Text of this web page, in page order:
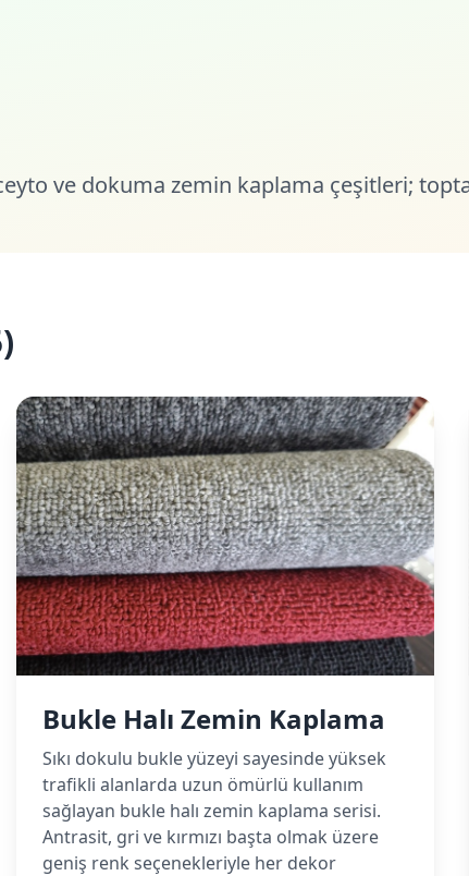
ve dokuma zemin kaplama çeşitleri;
)
Bukle Halı Zemin Kaplama
Sıkı dokulu bukle yüzeyi sayesinde yüksek
trafikli alanlarda uzun ömürlü kullanım
sağlayan bukle halı zemin kaplama serisi.
Antrasit, gri ve kırmızı başta olmak üzere
geniş renk seçenekleriyle her dekor